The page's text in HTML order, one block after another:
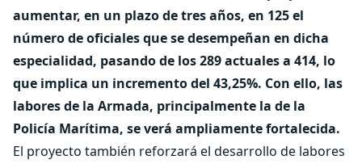
aumentar, en un plazo de tres años, en 125 el
número de oficiales que se desempeñan en dicha
especialidad, pasando de los 289 actuales a 414, lo
que implica un incremento del 43,25%. Con ello, las
labores de la Armada, principalmente la de la
Policía Marítima, se verá ampliamente fortalecida.
El proyecto también reforzará el desarrollo de labores